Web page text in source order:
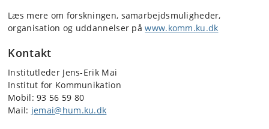
Læs mere om forskningen, samarbejdsmuligheder,
organisation og uddannelser påwww.komm.ku.dk
Kontakt
Institutleder Jens-Erik Mai
Institut for Kommunikation
Mobil: 93 56 59 80
Mail: jemai@hum.ku.dk